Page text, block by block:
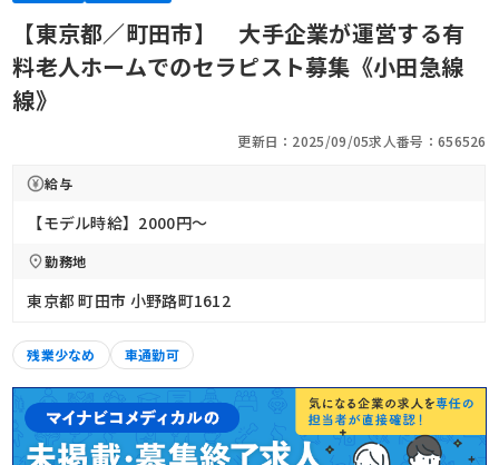
【東京都／町田市】 大手企業が運営する有
料老人ホームでのセラピスト募集《小田急線
線》
更新日：2025/09/05求人番号：656526
給与
【モデル時給】2000円〜
勤務地
東京都 町田市 小野路町1612
残業少なめ 車通勤可